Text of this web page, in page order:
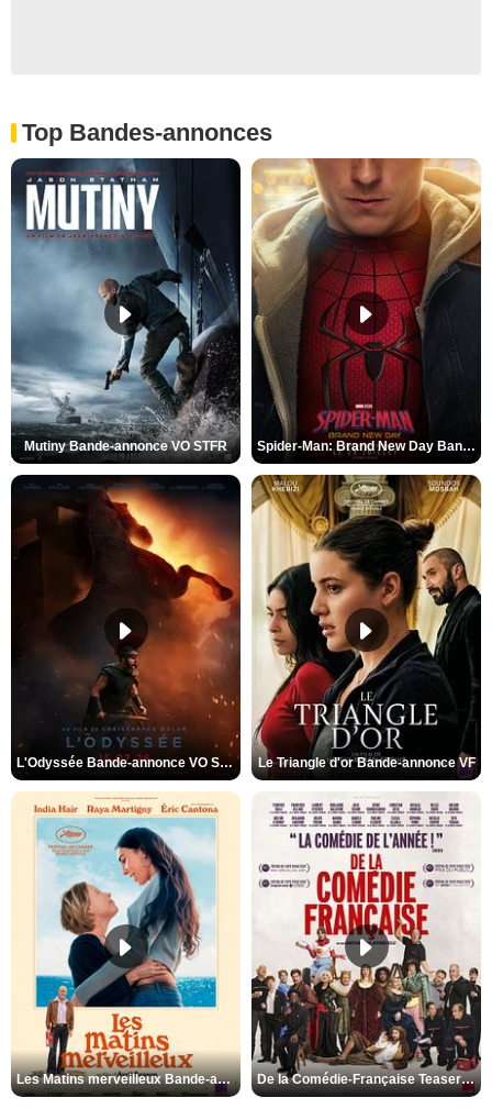
Top Bandes-annonces
Mutiny Bande-annonce VO STFR Spider-Man: Brand New Day Bande-annonce VO STFR
L'Odyssée Bande-annonce VO STFR Le Triangle d'or Bande-annonce VF
Les Matins merveilleux Bande-annonce VF De la Comédie-Française Teaser VF